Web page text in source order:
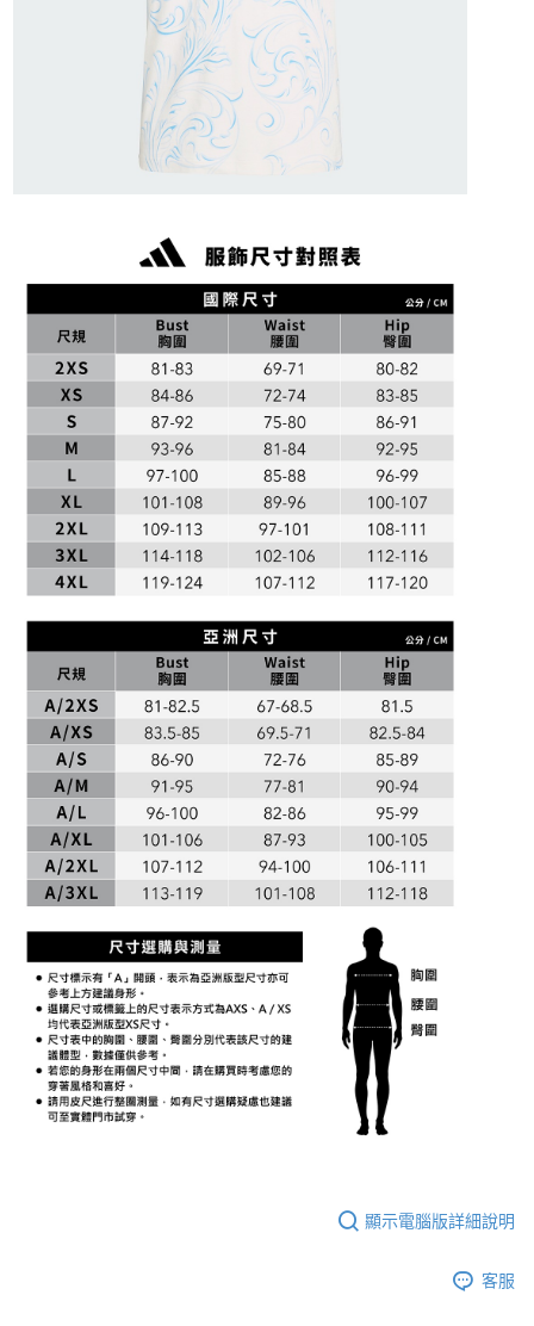
顯示電腦版詳細說明
客服